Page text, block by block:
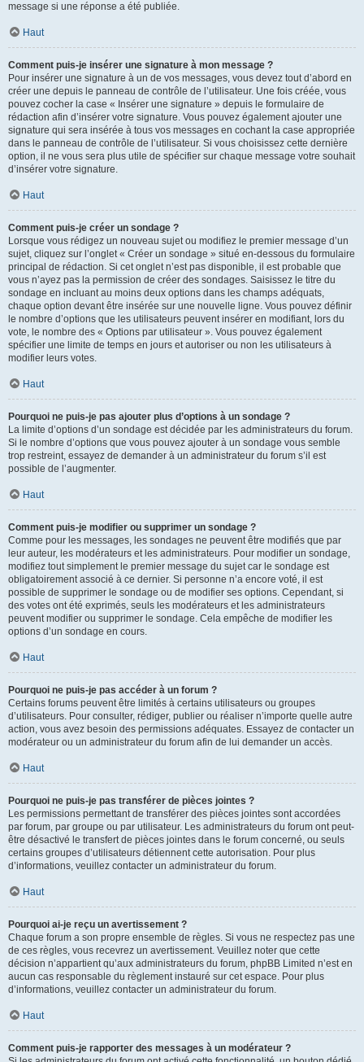
message si une réponse a été publiée.
Haut
Comment puis-je insérer une signature à mon message ?
Pour insérer une signature à un de vos messages, vous devez tout d’abord en
créer une depuis le panneau de contrôle de l’utilisateur. Une fois créée, vous
pouvez cocher la case « Insérer une signature » depuis le formulaire de
rédaction afin d’insérer votre signature. Vous pouvez également ajouter une
signature qui sera insérée à tous vos messages en cochant la case appropriée
dans le panneau de contrôle de l’utilisateur. Si vous choisissez cette dernière
option, il ne vous sera plus utile de spécifier sur chaque message votre souhait
d’insérer votre signature.
Haut
Comment puis-je créer un sondage ?
Lorsque vous rédigez un nouveau sujet ou modifiez le premier message d’un
sujet, cliquez sur l’onglet « Créer un sondage » situé en-dessous du formulaire
principal de rédaction. Si cet onglet n’est pas disponible, il est probable que
vous n’ayez pas la permission de créer des sondages. Saisissez le titre du
sondage en incluant au moins deux options dans les champs adéquats,
chaque option devant être insérée sur une nouvelle ligne. Vous pouvez définir
le nombre d’options que les utilisateurs peuvent insérer en modifiant, lors du
vote, le nombre des « Options par utilisateur ». Vous pouvez également
spécifier une limite de temps en jours et autoriser ou non les utilisateurs à
modifier leurs votes.
Haut
Pourquoi ne puis-je pas ajouter plus d’options à un sondage ?
La limite d’options d’un sondage est décidée par les administrateurs du forum.
Si le nombre d’options que vous pouvez ajouter à un sondage vous semble
trop restreint, essayez de demander à un administrateur du forum s’il est
possible de l’augmenter.
Haut
Comment puis-je modifier ou supprimer un sondage ?
Comme pour les messages, les sondages ne peuvent être modifiés que par
leur auteur, les modérateurs et les administrateurs. Pour modifier un sondage,
modifiez tout simplement le premier message du sujet car le sondage est
obligatoirement associé à ce dernier. Si personne n’a encore voté, il est
possible de supprimer le sondage ou de modifier ses options. Cependant, si
des votes ont été exprimés, seuls les modérateurs et les administrateurs
peuvent modifier ou supprimer le sondage. Cela empêche de modifier les
options d’un sondage en cours.
Haut
Pourquoi ne puis-je pas accéder à un forum ?
Certains forums peuvent être limités à certains utilisateurs ou groupes
d’utilisateurs. Pour consulter, rédiger, publier ou réaliser n’importe quelle autre
action, vous avez besoin des permissions adéquates. Essayez de contacter un
modérateur ou un administrateur du forum afin de lui demander un accès.
Haut
Pourquoi ne puis-je pas transférer de pièces jointes ?
Les permissions permettant de transférer des pièces jointes sont accordées
par forum, par groupe ou par utilisateur. Les administrateurs du forum ont peut-
être désactivé le transfert de pièces jointes dans le forum concerné, ou seuls
certains groupes d’utilisateurs détiennent cette autorisation. Pour plus
d’informations, veuillez contacter un administrateur du forum.
Haut
Pourquoi ai-je reçu un avertissement ?
Chaque forum a son propre ensemble de règles. Si vous ne respectez pas une
de ces règles, vous recevrez un avertissement. Veuillez noter que cette
décision n’appartient qu’aux administrateurs du forum, phpBB Limited n’est en
aucun cas responsable du règlement instauré sur cet espace. Pour plus
d’informations, veuillez contacter un administrateur du forum.
Haut
Comment puis-je rapporter des messages à un modérateur ?